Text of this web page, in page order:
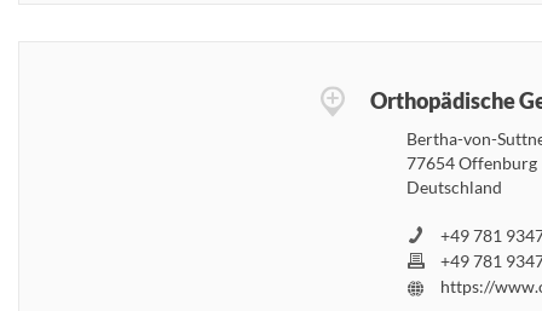
Orthopädische
Bertha-von-
77654 Offenburg
Deutschland
+49 781
+49 781
https://